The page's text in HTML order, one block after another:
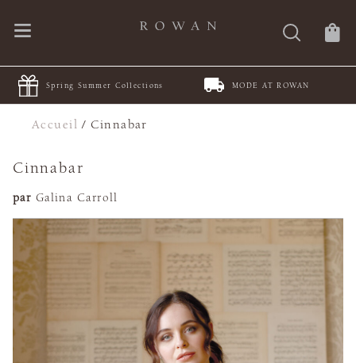
Spring Summer Collections MODE AT ROWAN
Accueil /Cinnabar
Cinnabar
par Galina Carroll